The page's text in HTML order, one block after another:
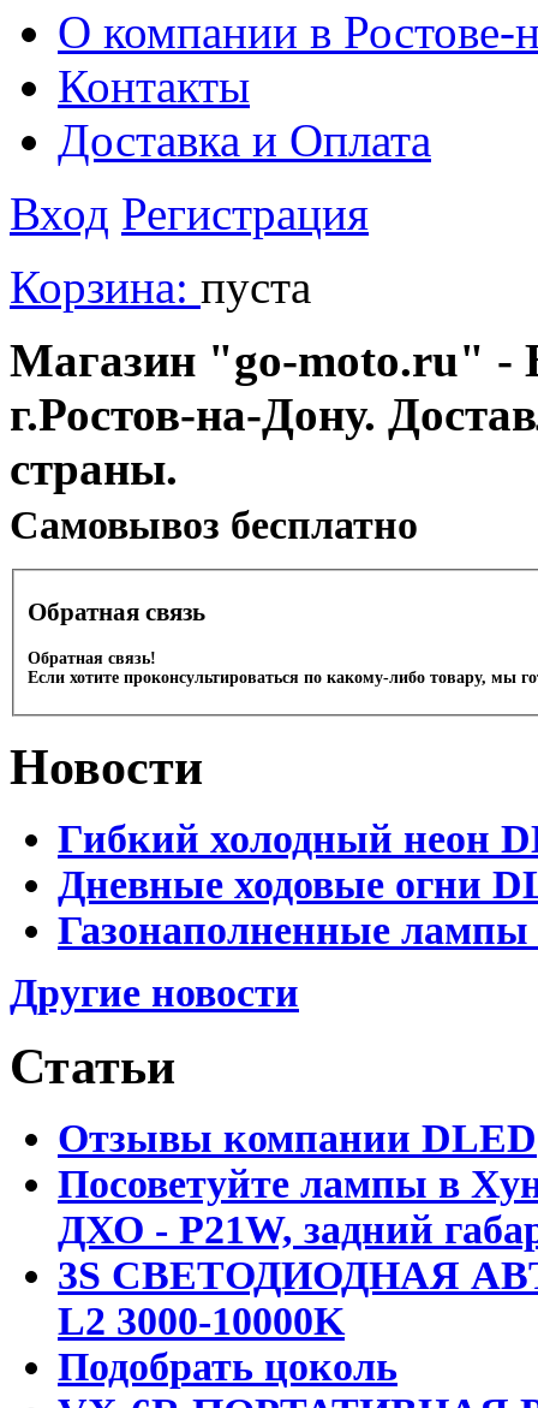
О компании в Ростове-
Контакты
Доставка и Оплата
Вход Регистрация
Корзина: пуста
Магазин "go-moto.ru" -
г.Ростов-на-Дону.
страны.
Cамовывоз бесплатно
Обратная связь
Обратная связь!
Если хотите проконсультироваться по какому-либо товару, мы
Новости
Гибкий холодный неон
Дневные ходовые огни
Газонаполненные лампы
Другие новости
Статьи
Отзывы компании DLED
Посоветуйте лампы в
ДХО - P21W, задний
3S СВЕТОДИОДНАЯ
L2 3000-10000K
Подобрать цоколь